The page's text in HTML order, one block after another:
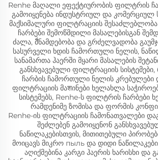
Renhe მაღალი ეფექტიურობის ფილტრის
გამოიყენება ინდუსტრიულ და კომერციულ
მაქსიმალური ფილტრაციის
ჩარბები შემოწმდილი მასალებისგან
ძალა, მั่ნამდებობა და გრძელვადობა
სასურველი ხდის ჩამორთული ნელის,
სანამართა ჰაერში მყარი მასალების
განსხვავებული ფილტრაციის
ჩარბის ჩამორთული ნელის კრებულები
ფილტრაციის მაशინები ხელახლა
სისტემებს, Renhe-ს ფილტრის ჩარბები
რამდენიმე ზომისა და ფორმის
Renhe-ის ფილტრაციის ჩამონათვალები
შეძლებენ გამოიყენონ
ნაწილაკებისთვის, მითითებული
მოიცავს მიკრო пыль და დიდი
აღიქმებინა კარგი ჰაერის ხარისხი და